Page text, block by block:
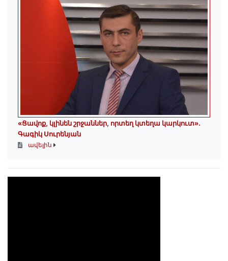
«Ցավոք, կլինեն շրջաններ, որտեղ կտեղա կարկուտ»․
Գագիկ Սուրենյան
ավելին